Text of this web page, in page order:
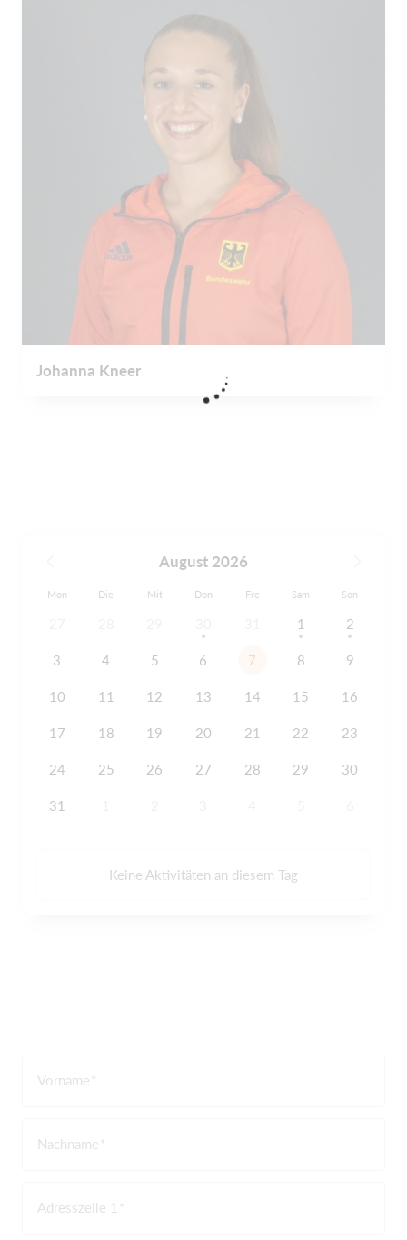
Johanna Kneer
August 2026
Mon Die Mit Don Fre Sam Son
1 2
3 4 5 6 7 8 9
10 11 12 13 14 15 16
17 18 19 20 21 22 23
24 25 26 27 28 29 30
31
Keine Aktivitäten an diesem Tag
Vorname
Nachname
Adresszeile 1